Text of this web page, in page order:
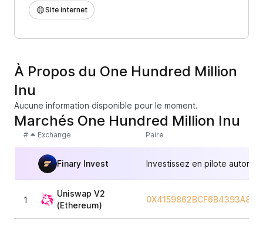
Site internet
À Propos du One Hundred Million
Inu
Aucune information disponible pour le moment.
Marchés One Hundred Million Inu
# Exchange Paire
Finary Invest Investissez en pilote
1
Uniswap V2
(Ethereum)